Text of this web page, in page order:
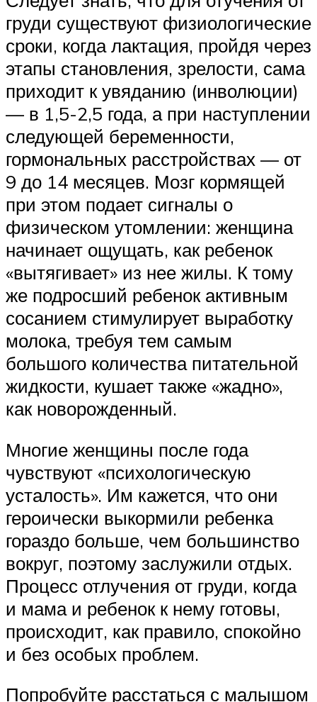
груди существуют физиологические
сроки, когда лактация, пройдя через
этапы становления, зрелости, сама
приходит к увяданию (инволюции)
— в 1,5-2,5 года, а при наступлении
следующей беременности,
гормональных расстройствах — от
9 до 14 месяцев. Мозг кормящей
при этом подает сигналы о
физическом утомлении: женщина
начинает ощущать, как ребенок
«вытягивает» из нее жилы. К тому
же подросший ребенок активным
сосанием стимулирует выработку
молока, требуя тем самым
большого количества питательной
жидкости, кушает также «жадно»,
как новорожденный.
Многие женщины после года
чувствуют «психологическую
усталость». Им кажется, что они
героически выкормили ребенка
гораздо больше, чем большинство
вокруг, поэтому заслужили отдых.
Процесс отлучения от груди, когда
и мама и ребенок к нему готовы,
происходит, как правило, спокойно
и без особых проблем.
Попробуйте расстаться с малышом